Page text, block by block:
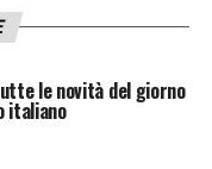
Il calcio è
vali e per
i
entri
le novità del giorno
italiano